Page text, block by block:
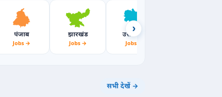
पंजाब
Jobs →
झारखंड
Jobs →
उत्तराखंड
Jobs →
›
सभी देखें →